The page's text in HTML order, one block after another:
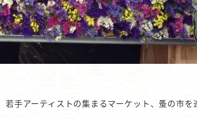
手アーティストの集まるマーケット、蚤の市を